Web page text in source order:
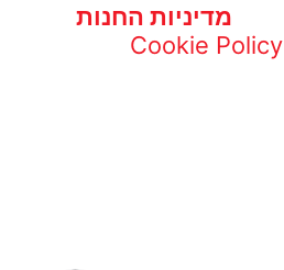
מדיניות החנות
Cookie Policy